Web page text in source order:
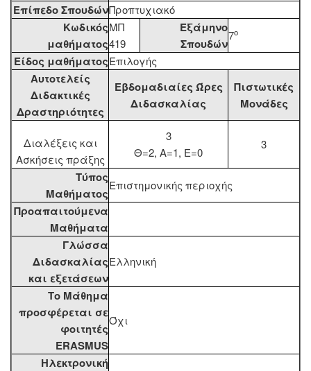
Επίπεδο ΣπουδώνΠροπτυχιακό
Κωδικός
μαθήματος
ΜΠ
419
Εξάμηνο
Σπουδών
7ο
Είδος μαθήματοςΕπιλογής
Αυτοτελείς
Διδακτικές
Δραστηριότητες
Εβδομαδιαίες Ώρες
Διδασκαλίας
Πιστωτικές
Μονάδες
Διαλέξεις και
Ασκήσεις πράξης
3
Θ=2, Α=1, Ε=0
3
Τύπος
Μαθήματος
Επιστημονικής περιοχής
Προαπαιτούμενα
Μαθήματα
Γλώσσα
Διδασκαλίας
και εξετάσεων
Ελληνική
Το Μάθημα
προσφέρεται σε
φοιτητές
ERASMUS
Όχι
Ηλεκτρονική